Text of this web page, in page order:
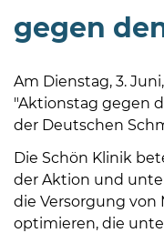
Bramstedt
506-
Mo,
Di,
Fr
08
gegen
Am Dienstag, 3.
"Aktionstag gegen
der Deutschen
Die Schön Klinik
der Aktion und
die Versorgung von
optimieren, die